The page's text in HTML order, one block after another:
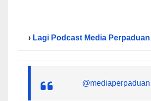
› Lagi Podcast Media Perpaduan
@mediaperpaduan_